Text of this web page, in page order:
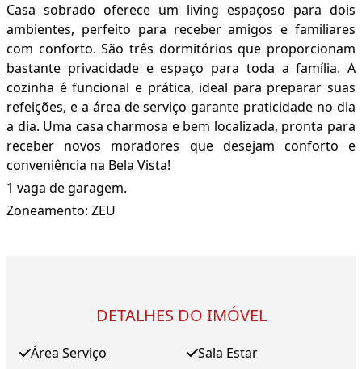
Casa sobrado oferece um living espaçoso para dois
ambientes, perfeito para receber amigos e familiares
com conforto. São três dormitórios que proporcionam
bastante privacidade e espaço para toda a família. A
cozinha é funcional e prática, ideal para preparar suas
refeições, e a área de serviço garante praticidade no dia
a dia. Uma casa charmosa e bem localizada, pronta para
receber novos moradores que desejam conforto e
conveniência na Bela Vista!
1 vaga de garagem.
Zoneamento: ZEU
DETALHES DO IMÓVEL
Área Serviço
Sala Estar